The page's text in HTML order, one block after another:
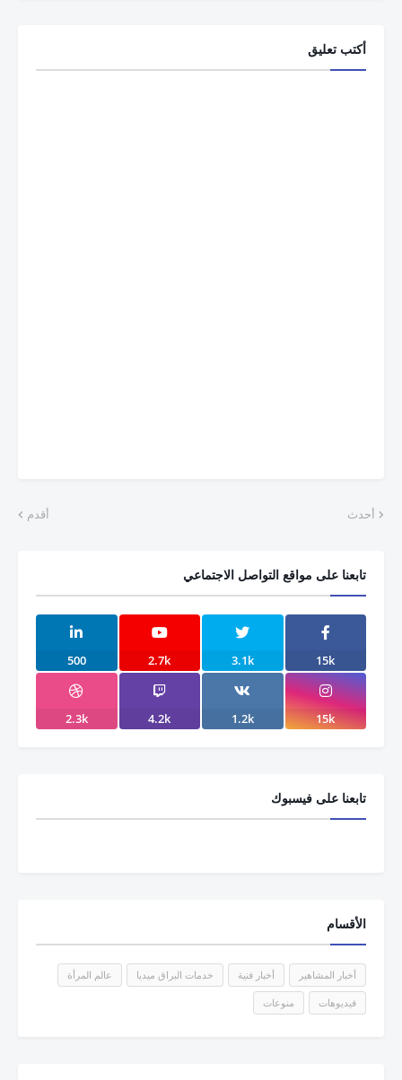
أكتب تعليق
أحدث أقدم
تابعنا على مواقع التواصل الاجتماعي
15k
3.1k
2.7k
500
15k
1.2k
4.2k
2.3k
تابعنا على فيسبوك
الأقسام
أخبار المشاهير أخبار فنية خدمات البراق ميديا عالم المرأة
فيديوهات منوعات